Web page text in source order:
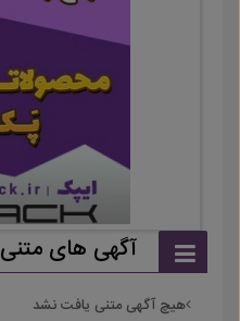
آگهی های متنی
هیچ آگهی متنی یافت نشد